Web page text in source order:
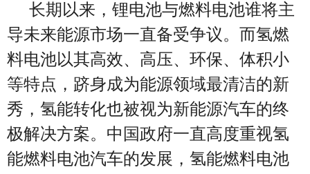
长期以来，锂电池与燃料电池谁将主
导未来能源市场一直备受争议。而氢燃
料电池以其高效、高压、环保、体积小
等特点，跻身成为能源领域最清洁的新
秀，氢能转化也被视为新能源汽车的终
极解决方案。中国政府一直高度重视氢
能燃料电池汽车的发展，氢能燃料电池